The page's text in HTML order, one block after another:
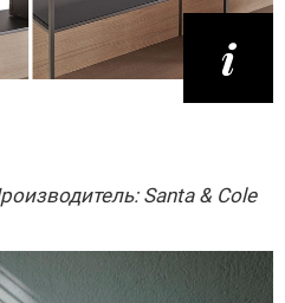
Santa & Cole